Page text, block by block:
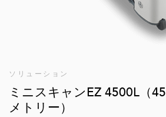
ソリューション
ミニスキャンEZ 4500L（
メトリー）